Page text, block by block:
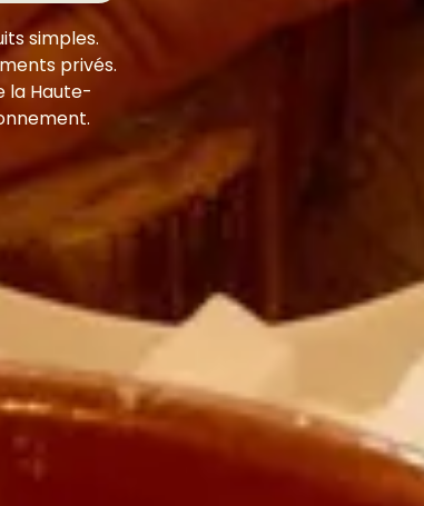
simples.
privés.
la Haute-